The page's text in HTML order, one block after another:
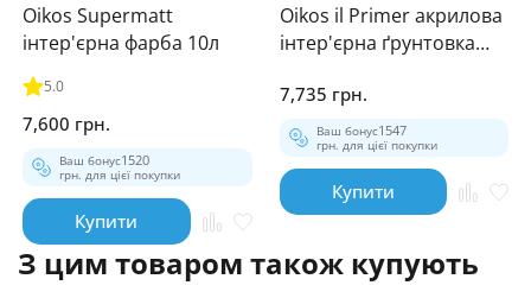
Oikos Supermatt
інтер'єрна фарба 10л
5.0
7,600 грн.
Ваш бонус1520
грн. для цієї покупки
Купити
Oikos il Primer акрилова
інтер'єрна ґрунтовка
7,735 грн.
Ваш бонус1547
грн. для цієї покупки
Купити
З цим товаром також купують